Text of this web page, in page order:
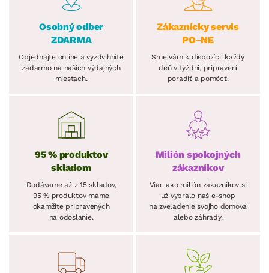
Osobný odber
ZDARMA
Objednajte online a vyzdvihnite
zadarmo na našich výdajných
miestach.
Zákaznícky servis
PO–NE
Sme vám k dispozícii každý
deň v týždni, pripravení
poradiť a pomôcť.
95 % produktov
skladom
Dodávame až z 15 skladov,
95 % produktov máme
okamžite pripravených
na odoslanie.
Milión spokojných
zákazníkov
Viac ako milión zákazníkov si
už vybralo náš e-shop
na zveľadenie svojho domova
alebo záhrady.